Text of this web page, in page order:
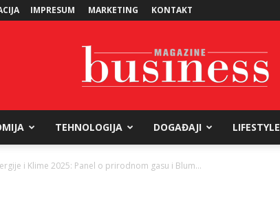
IMPRESUM MARKETING KONTAKT
TEHNOLOGIJA DOGAĐAJI LIFESTYLE
i Klime 2025: Panel o prirodnom gasu i Blum...